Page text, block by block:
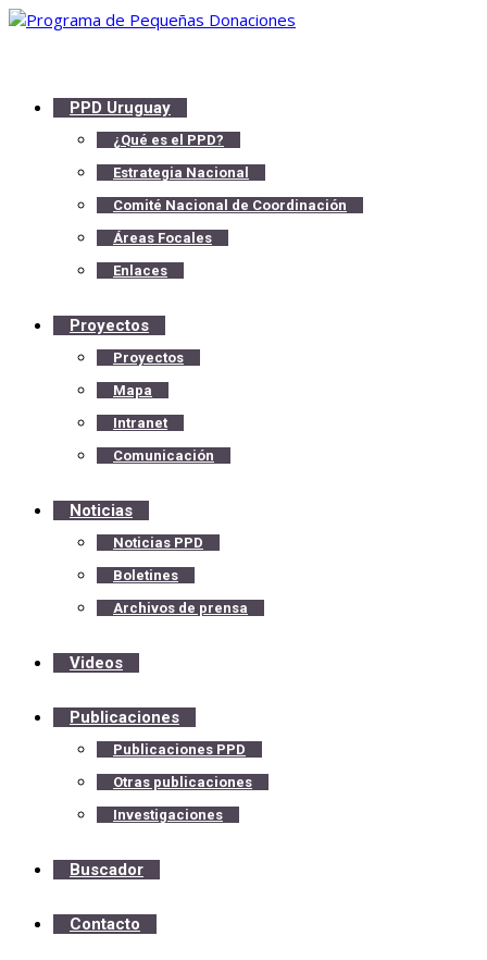
PPD Uruguay
¿Qué es el PPD?
Estrategia Nacional
Comité Nacional de Coordinación
Áreas Focales
Enlaces
Proyectos
Proyectos
Mapa
Intranet
Comunicación
Noticias
Noticias PPD
Boletines
Archivos de prensa
Videos
Publicaciones
Publicaciones PPD
Otras publicaciones
Investigaciones
Buscador
Contacto